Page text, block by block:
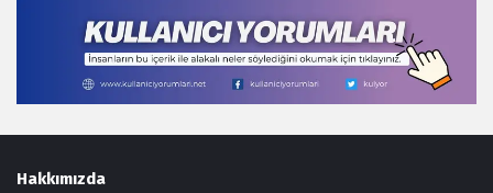
Footer
Hakkımızda